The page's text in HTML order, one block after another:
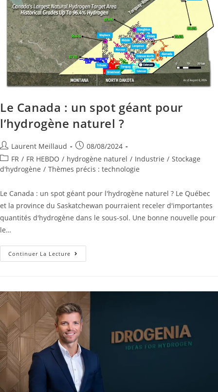
Le Canada : un spot géant pour
l’hydrogène naturel ?
Laurent Meillaud
08/08/2024
FR / FR HEBDO / hydrogène naturel / Industrie / Stockage
d'hydrogène / Thèmes précis : technologie
Le Canada : un spot géant pour l'hydrogène naturel ? Le Québec
et la province du Saskatchewan pourraient receler d'importantes
quantités d'hydrogène dans le sous-sol. Une bonne nouvelle pour
le…
Continuer La Lecture